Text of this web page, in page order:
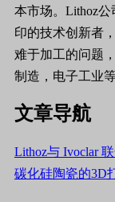
本市场。Lithoz
印的技术创新者
难于加工的问题
制造，电子工业等
文章导航
Lithoz与 Ivoclar
碳化硅陶瓷的3D